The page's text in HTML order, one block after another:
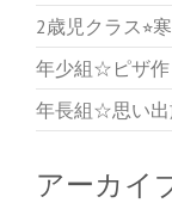
2歳児クラス⭐︎
年少組☆ピザ作
年長組☆思い出
アーカイ